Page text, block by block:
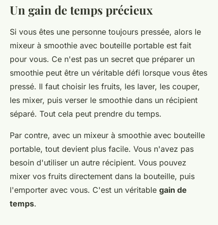
Un gain de temps précieux
Si vous êtes une personne toujours pressée, alors le
mixeur à smoothie avec bouteille portable est fait
pour vous. Ce n'est pas un secret que préparer un
smoothie peut être un véritable défi lorsque vous êtes
pressé. Il faut choisir les fruits, les laver, les couper,
les mixer, puis verser le smoothie dans un récipient
séparé. Tout cela peut prendre du temps.
Par contre, avec un mixeur à smoothie avec bouteille
portable, tout devient plus facile. Vous n'avez pas
besoin d'utiliser un autre récipient. Vous pouvez
mixer vos fruits directement dans la bouteille, puis
l'emporter avec vous. C'est un véritable gain de
temps.